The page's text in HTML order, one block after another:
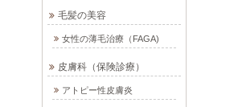
毛髪の美容
女性の薄毛治療（FAGA)
皮膚科（保険診療）
アトピー性皮膚炎